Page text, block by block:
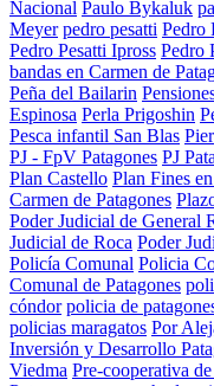
Nacional Paulo Bykaluk
Meyer pedro pesatti Pedro
Pedro Pesatti Ipross Pedro
bandas en Carmen de
Peña del Bailarin
Espinosa Perla Prigoshin
Pesca infantil San Blas Pier
PJ - FpV Patagones PJ
Plan Castello Plan Fines
Carmen de Patagones
Poder Judicial de General
Judicial de Roca Poder
Policía Comunal Policia
Comunal de Patagones
cóndor policia de
policias maragatos Por
Inversión y Desarrollo
Viedma Pre-cooperativa